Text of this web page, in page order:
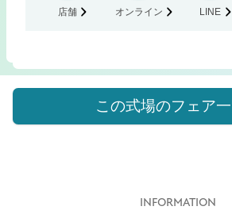
店舗 オンライン LINE
この式場のフェア
INFORMATION